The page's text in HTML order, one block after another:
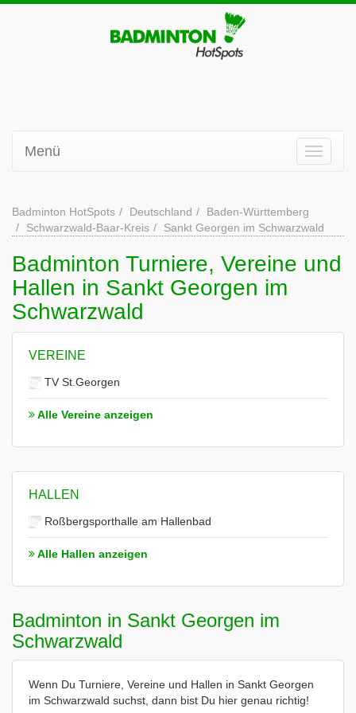
Menü
Badminton HotSpots Deutschland
Baden-Württemberg
Schwarzwald-Baar-Kreis
Sankt Georgen im Schwarzwald
Badminton Turniere, Vereine und
Hallen in Sankt Georgen im
Schwarzwald
VEREINE
TV St.Georgen
Alle Vereine anzeigen
HALLEN
Roßbergsporthalle am Hallenbad
Alle Hallen anzeigen
Badminton in Sankt Georgen im
Schwarzwald
Wenn Du Turniere, Vereine und Hallen in Sankt Georgen
im Schwarzwald suchst, dann bist Du hier genau richtig!